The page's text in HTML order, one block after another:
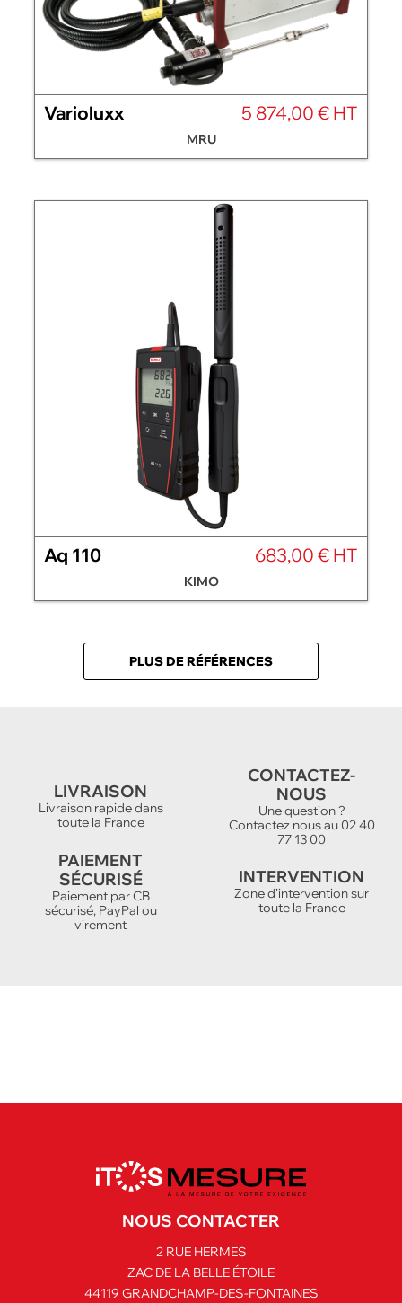
Varioluxx 5 874,00 € HT
MRU
Aq 110 683,00 € HT
KIMO
PLUS DE RÉFÉRENCES
LIVRAISON
Livraison rapide dans
toute la France
CONTACTEZ-
NOUS
Une question ?
Contactez nous au 02 40
77 13 00
PAIEMENT
SÉCURISÉ
Paiement par CB
sécurisé, PayPal ou
virement
INTERVENTION
Zone d'intervention sur
toute la France
NOUS CONTACTER
2 RUE HERMES
ZAC DE LA BELLE ÉTOILE
44119 GRANDCHAMP-DES-FONTAINES